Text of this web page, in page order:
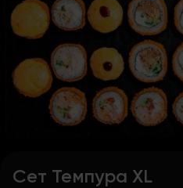
Сет Темпура XL